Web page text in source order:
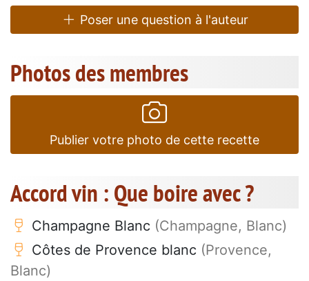
Poser une question à l'auteur
Photos des membres
Publier votre photo de cette recette
Accord vin : Que boire avec ?
Champagne Blanc (Champagne, Blanc)
Côtes de Provence blanc (Provence,
Blanc)